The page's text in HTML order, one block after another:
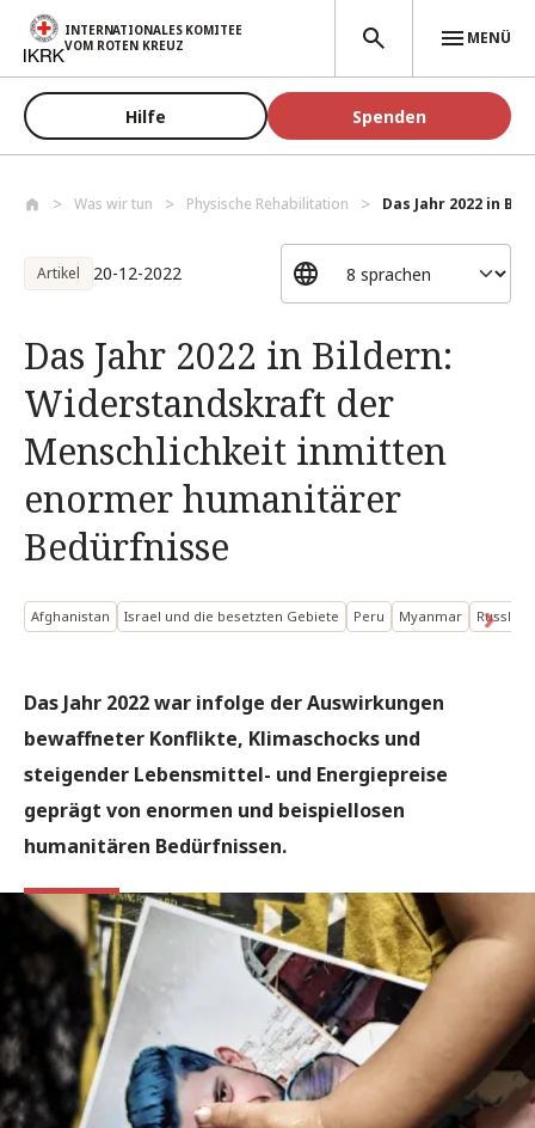
Direkt zum Inhalt
INTERNATIONALES KOMITEE
VOM ROTEN KREUZ
MENÜ
Hilfe Spenden
Was wir tun Physische Rehabilitation Das Jahr 2022 in
Artikel 20-12-2022
Das Jahr 2022 in Bildern:
Widerstandskraft der
Menschlichkeit inmitten
enormer humanitärer
Bedürfnisse
Afghanistan Israel und die besetzten Gebiete Peru Myanmar Russland
Das Jahr 2022 war infolge der Auswirkungen
bewaffneter Konflikte, Klimaschocks und
steigender Lebensmittel- und Energiepreise
geprägt von enormen und beispiellosen
humanitären Bedürfnissen.